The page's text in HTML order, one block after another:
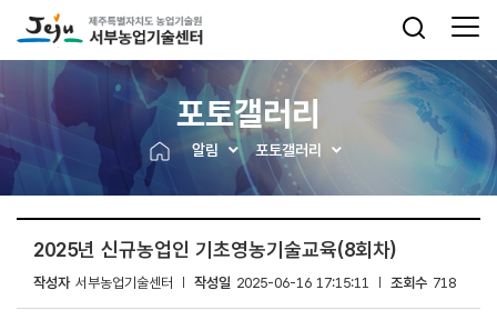
포토갤러리
알림 포토갤러리
2025년 신규농업인 기초영농기술교육(8회차)
작성자 서부농업기술센터 작성일 2025-06-16 17:15:11 조회수 718